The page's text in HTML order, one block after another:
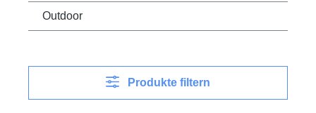
Outdoor
Produkte filtern